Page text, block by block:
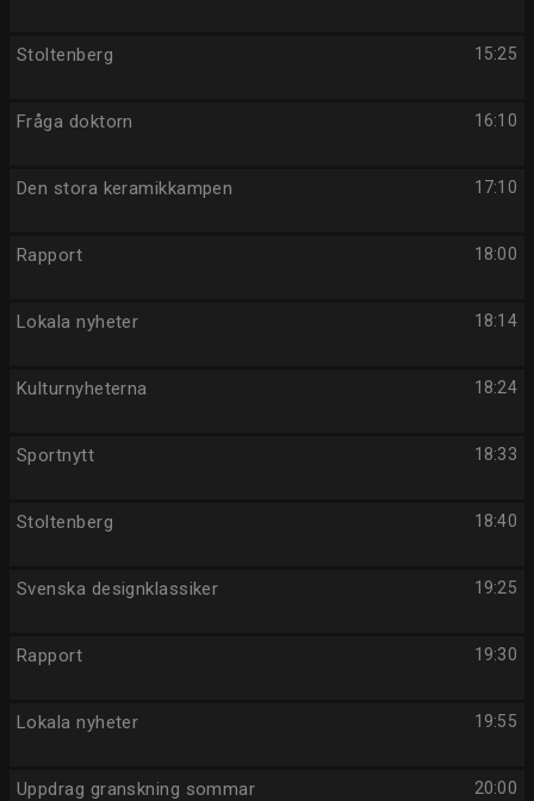
15:25
Stoltenberg
16:10
Fråga doktorn
17:10
Den stora keramikkampen
18:00
Rapport
18:14
Lokala nyheter
18:24
Kulturnyheterna
18:33
Sportnytt
18:40
Stoltenberg
19:25
Svenska designklassiker
19:30
Rapport
19:55
Lokala nyheter
20:00
Uppdrag granskning sommar